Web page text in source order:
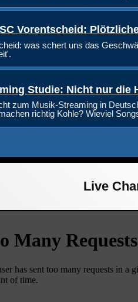
Vorentscheid:
was schert uns das
Studie: Nicht nur die
zum Musik-Streaming in
richtig Kohle? Wieviel
Live